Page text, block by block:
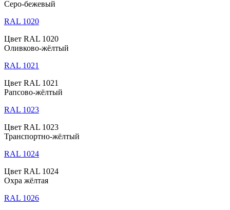
Серо-бежевый
RAL 1020
Цвет RAL 1020
Оливково-жёлтый
RAL 1021
Цвет RAL 1021
Рапсово-жёлтый
RAL 1023
Цвет RAL 1023
Транспортно-жёлтый
RAL 1024
Цвет RAL 1024
Охра жёлтая
RAL 1026